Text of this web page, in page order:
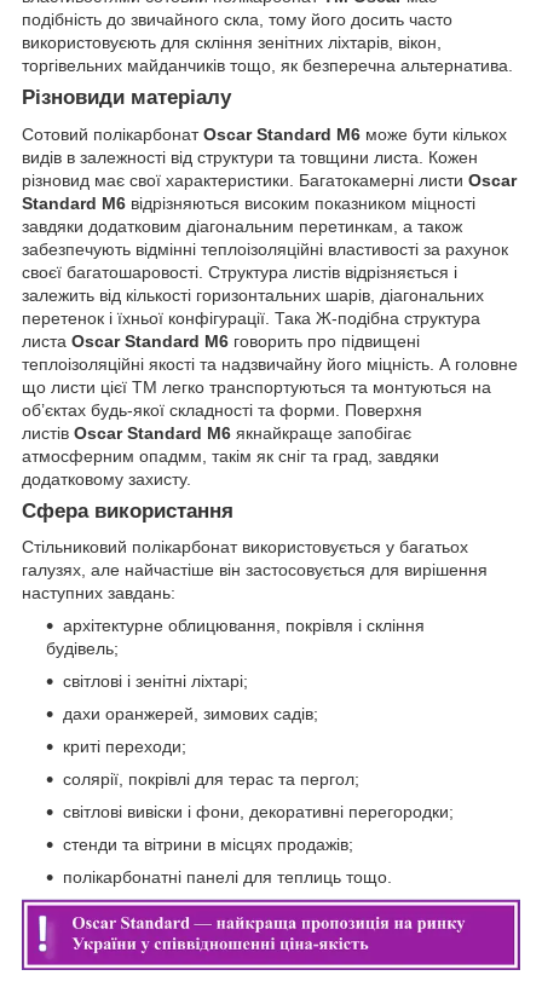
подібність до звичайного скла, тому його досить часто
використовуєють для скління зенітних ліхтарів, вікон,
торгівельних майданчиків тощо, як безперечна альтернатива.
Різновиди матеріалу
Сотовий полікарбонатOscar Standard M6 може бути кількох
видів в залежності від структури та товщини листа. Кожен
різновид має свої характеристики. Багатокамерні листи Oscar
Standard M6 відрізняються високим показником міцності
завдяки додатковим діагональним перетинкам, а також
забезпечують відмінні теплоізоляційні властивості за рахунок
своєї багатошаровості. Структура листів відрізняється і
залежить від кількості горизонтальних шарів, діагональних
перетенок і їхньої конфігурації. Така Ж-подібна структура
листа Oscar Standard M6 говорить про підвищені
теплоізоляційні якості та надзвичайну його міцність. А головне
що листи цієї ТМ легко транспортуються та монтуються на
об’єктах будь-якої складності та форми. Поверхня
листів Oscar Standard M6 якнайкраще запобігає
атмосферним опадмм, такім як сніг та град, завдяки
додатковому захисту.
Сфера використання
Стільниковий полікарбонат використовується у багатьох
галузях, але найчастіше він застосовується для вирішення
наступних завдань:
архітектурне облицювання, покрівля і скління
будівель;
світлові і зенітні ліхтарі;
дахи оранжерей, зимових садів;
криті переходи;
солярії, покрівлі для терас та пергол;
світлові вивіски і фони, декоративні перегородки;
стенди та вітрини в місцях продажів;
полікарбонатні панелі для теплиць тощо.